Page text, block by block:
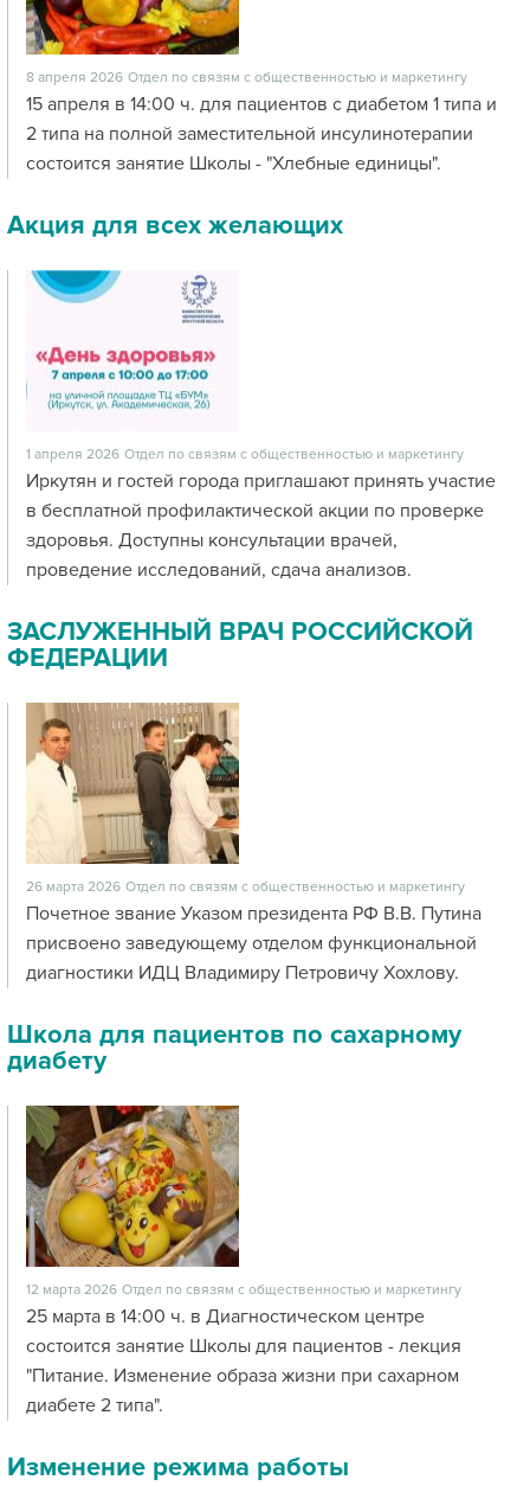
8 апреля 2026 Отдел по связям с общественностью и маркетингу
15 апреля в 14:00 ч. для пациентов с диабетом 1 типа и
2 типа на полной заместительной инсулинотерапии
состоится занятие Школы - "Хлебные единицы".
Акция для всех желающих
1 апреля 2026 Отдел по связям с общественностью и маркетингу
Иркутян и гостей города приглашают принять участие
в бесплатной профилактической акции по проверке
здоровья. Доступны консультации врачей,
проведение исследований, сдача анализов.
ЗАСЛУЖЕННЫЙ ВРАЧ РОССИЙСКОЙ
ФЕДЕРАЦИИ
26 марта 2026 Отдел по связям с общественностью и маркетингу
Почетное звание Указом президента РФ В.В. Путина
присвоено заведующему отделом функциональной
диагностики ИДЦ Владимиру Петровичу Хохлову.
Школа для пациентов по сахарному
диабету
12 марта 2026 Отдел по связям с общественностью и маркетингу
25 марта в 14:00 ч. в Диагностическом центре
состоится занятие Школы для пациентов - лекция
"Питание. Изменение образа жизни при сахарном
диабете 2 типа".
Изменение режима работы